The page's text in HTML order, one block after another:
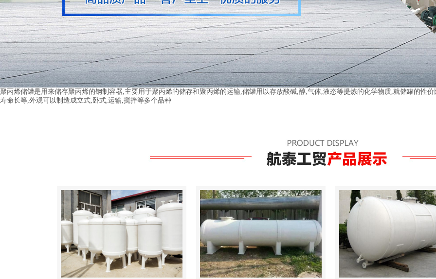
聚丙烯储罐是用来储存聚丙烯的钢制容器,主要用于聚丙烯的储存和聚丙烯的运输,储罐用以存放酸碱,醇,气体,液态等提炼的化学物质,就储罐的性
寿命长等,外观可以制造成立式,卧式,运输,搅拌等多个品种